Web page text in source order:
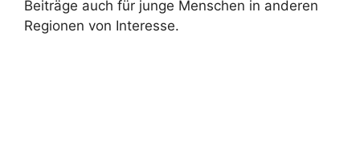
Beiträge auch für junge Menschen in anderen
Regionen von Interesse.